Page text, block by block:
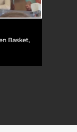
Basket,